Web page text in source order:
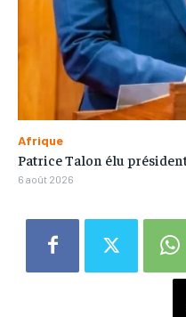
Afrique
Patrice Talon élu
6 août 2026